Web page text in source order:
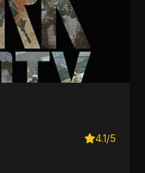
4.1/5